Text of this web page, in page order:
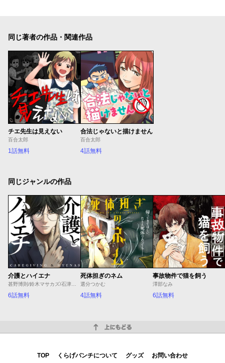
同じ著者の作品・関連作品
チエ先生は見えない
百合太郎
1話無料
合法じゃないと描けません
百合太郎
4話無料
同じジャンルの作品
介護とハイエナ
6話無料
死体担ぎのネム
選分つかむ
4話無料
事故物件で猫を飼う
澤部なみ
6話無料
TOP くらげバンチについて グッズ お問い合わせ